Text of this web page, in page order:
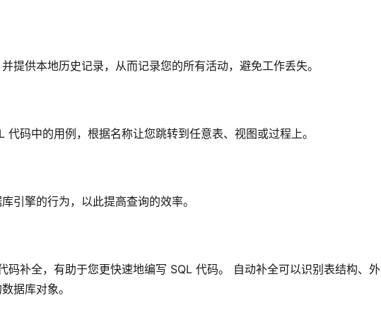
提供本地历史记录，从而记录您的所有活动，避免工作丢失。
码中的用例，根据名称让您跳转到任意表、视图或过程上。
引擎的行为，以此提高查询的效率。
码补全，有助于您更快速地编写 SQL 代码。 自动补全可以识别表结构、外
据库对象。